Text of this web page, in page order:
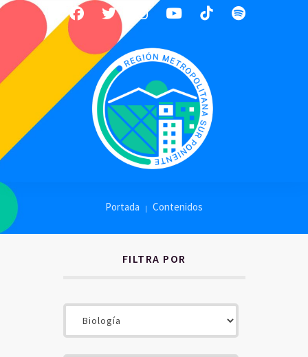
Portada Contenidos
FILTRA POR